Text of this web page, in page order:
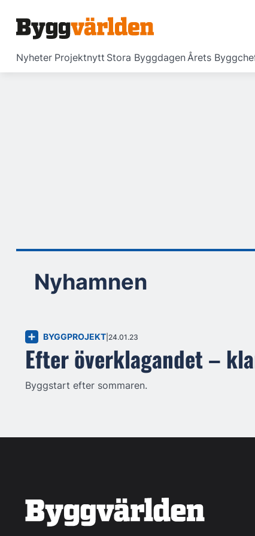
Nyheter Projektnytt Stora ByggdagenÅrets
Nyhamnen
BYGGPROJEKT 24.01.23
Efter överklagandet –
Byggstart efter sommaren.